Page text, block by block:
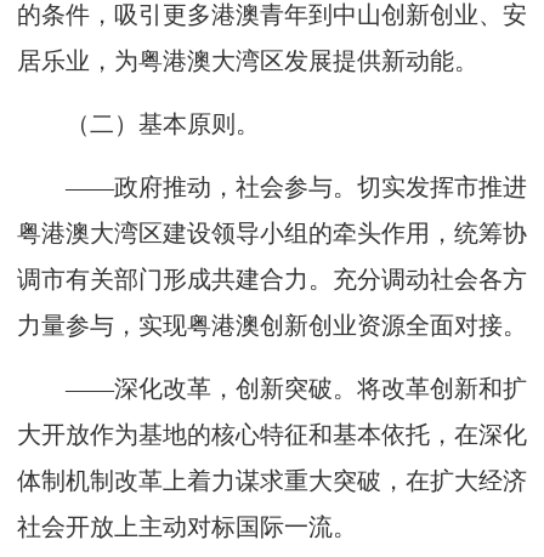
的条件，吸引更多港澳青年到中山创新创业、安
居乐业，为粤港澳大湾区发展提供新动能。
（二）基本原则。
——政府推动，社会参与。切实发挥市推进
粤港澳大湾区建设领导小组的牵头作用，统筹协
调市有关部门形成共建合力。充分调动社会各方
力量参与，实现粤港澳创新创业资源全面对接。
——深化改革，创新突破。将改革创新和扩
大开放作为基地的核心特征和基本依托，在深化
体制机制改革上着力谋求重大突破，在扩大经济
社会开放上主动对标国际一流。